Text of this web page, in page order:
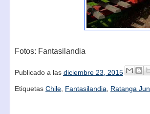
Fotos: Fantasilandia
Publicado a las diciembre 23, 2015
Etiquetas Chile, Fantasilandia, Ratanga